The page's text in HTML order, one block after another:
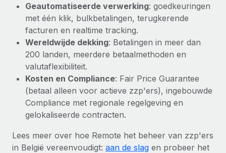
Geautomatiseerde verwerking: goedkeuringen
met één klik, bulkbetalingen, terugkerende
facturen en realtime tracking.
Wereldwijde dekking: Betalingen in meer dan
200 landen, meerdere betaalmethoden en
valutaflexibiliteit.
Kosten en Compliance: Fair Price Guarantee
(betaal alleen voor actieve zzp'ers), ingebouwde
Compliance met regionale regelgeving en
gelokaliseerde contracten.
Lees meer over hoe Remote het beheer van zzp'ers
in België vereenvoudigt: aan de slag en probeer het